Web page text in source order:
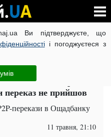
Ви підтверджуєте, що
і погоджуєтеся з
КОРОНАВІРУС В УКРАЇНІ
ЧИТАТЬ НА РУССКОМ
"Ощадбанк": строки,
переказ не прийшов
перекази в Ощадбанку
11 травня, 21:10